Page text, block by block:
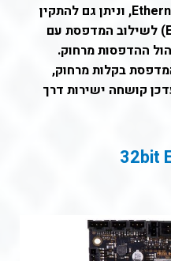
מצוידת ביציאת Ethernet, וניתן גם להתקין
מודול Wi-Fi אופציונלי (ESP) לשילוב המדפסת עם
בקלות מרחוק,
קושחה ישירות דרך